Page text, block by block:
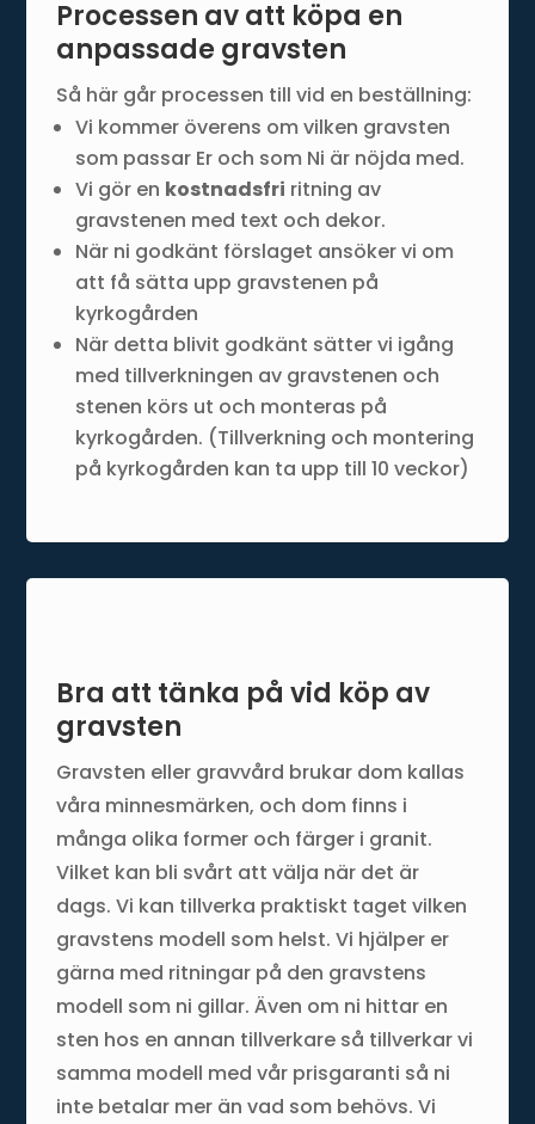
Processen av att köpa en
anpassade gravsten
Så här går processen till vid en beställning:
Vi kommer överens om vilken gravsten
som passar Er och som Ni är nöjda med.
Vi gör en kostnadsfri ritning av
gravstenen med text och dekor.
När ni godkänt förslaget ansöker vi om
att få sätta upp gravstenen på
kyrkogården
När detta blivit godkänt sätter vi igång
med tillverkningen av gravstenen och
stenen körs ut och monteras på
kyrkogården. (Tillverkning och montering
på kyrkogården kan ta upp till 10 veckor)
Bra att tänka på vid köp av
gravsten
Gravsten eller gravvård brukar dom kallas
våra minnesmärken, och dom finns i
många olika former och färger i granit.
Vilket kan bli svårt att välja när det är
dags. Vi kan tillverka praktiskt taget vilken
gravstens modell som helst. Vi hjälper er
gärna med ritningar på den gravstens
modell som ni gillar. Även om ni hittar en
sten hos en annan tillverkare så tillverkar vi
samma modell med vår prisgaranti så ni
inte betalar mer än vad som behövs. Vi